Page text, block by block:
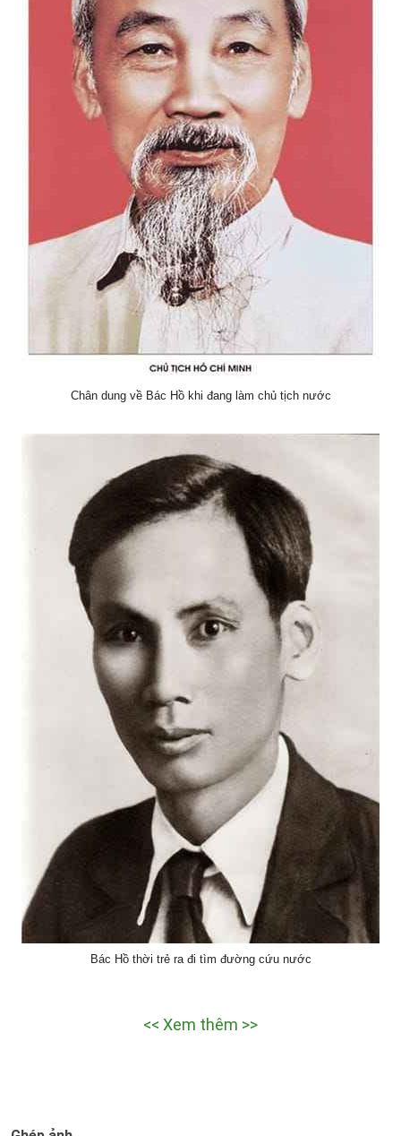
Chân dung về Bác Hồ khi đang làm chủ tịch nước
Bác Hồ thời trẻ ra đi tìm đường cứu nước
<< Xem thêm >>